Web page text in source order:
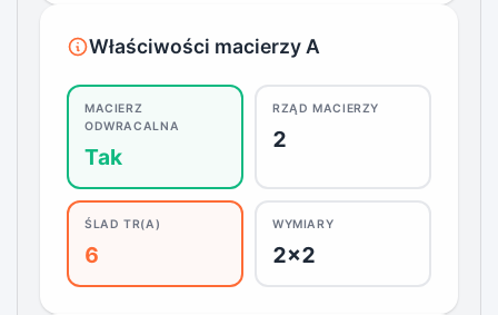
Właściwości macierzy A
MACIERZ
ODWRACALNA
Tak
RZĄD MACIERZY
2
ŚLAD TR(A)
6
WYMIARY
2×2